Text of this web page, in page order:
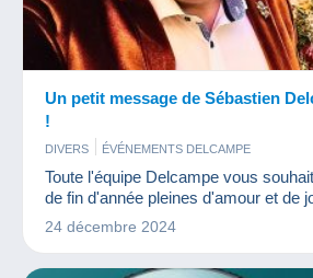
Un petit message de Sébastien
!
DIVERS ÉVÉNEMENTS DELCAMPE
Toute l'équipe Delcampe vous
de fin d'année pleines d'amour et de
24 décembre 2024